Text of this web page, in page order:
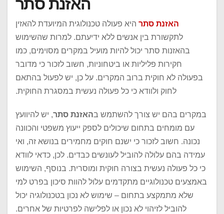
האזנת סתר
האזנת סתר היא פעולה טכנולוגית המיועדת להאזין
לתקשורת בין אנשים ללא ידיעתם. למרות שהשימוש
בהאזנות סתר יכול להיות מועיל במקרים מסוימים, כמו
חקירות פליליות או ביטחוניות, חשוב לזכור כי מדובר
בפעולה לא חוקית ברוב המקרים. על כן, יש לפעול בהתאם
לחוק ולוודא כי כל פעולה נעשית במסגרת החוקית.
במקרים בהם יש צורך להשתמש בהאזנת סתר, יש להיוועץ
עם מומחים בתחום שיכולים לספק ייעוץ משפטי והכוונה
נכונה. חשוב לזכור כי ישנם חוקים מחמירים בנושא זה, ואי
עמידה בהם עלולה להוביל לעונשים כבדים. לכן, כדאי לוודא
כי כל פעולה נעשית בצורה חוקית ומוסרית. בנוסף, השימוש
באמצעים טכנולוגיים מתקדמים עלול להוות סיכון בפרט למי
שלא מתמקצע בתחום – שימוש לא נכון בטכנולוגיה יכול
להוביל לזיהוי לא נכון או לפלישה לפרטיות של אחרים.